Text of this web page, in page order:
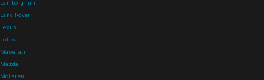
Lamborghini
Land Rover
Lexus
Lotus
Maserati
Mazda
McLaren